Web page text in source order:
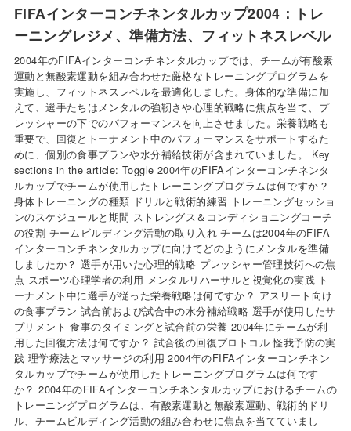
FIFAインターコンチネンタルカップ2004：トレ
ーニングレジメ、準備方法、フィットネスレベル
2004年のFIFAインターコンチネンタルカップでは、チームが有酸素
運動と無酸素運動を組み合わせた厳格なトレーニングプログラムを
実施し、フィットネスレベルを最適化しました。身体的な準備に加
えて、選手たちはメンタルの強靭さや心理的戦略に焦点を当て、プ
レッシャーの下でのパフォーマンスを向上させました。栄養戦略も
重要で、回復とトーナメント中のパフォーマンスをサポートするた
めに、個別の食事プランや水分補給技術が含まれていました。 Key
sections in the article: Toggle 2004年のFIFAインターコンチネンタ
ルカップでチームが使用したトレーニングプログラムは何ですか？
身体トレーニングの種類 ドリルと戦術的練習 トレーニングセッショ
ンのスケジュールと期間 ストレングス＆コンディショニングコーチ
の役割 チームビルディング活動の取り入れ チームは2004年のFIFA
インターコンチネンタルカップに向けてどのようにメンタルを準備
しましたか？ 選手が用いた心理的戦略 プレッシャー管理技術への焦
点 スポーツ心理学者の利用 メンタルリハーサルと視覚化の実践 ト
ーナメント中に選手が従った栄養戦略は何ですか？ アスリート向け
の食事プラン 試合前および試合中の水分補給戦略 選手が使用したサ
プリメント 食事のタイミングと試合前の栄養 2004年にチームが利
用した回復方法は何ですか？ 試合後の回復プロトコル 怪我予防の実
践 理学療法とマッサージの利用 2004年のFIFAインターコンチネン
タルカップでチームが使用したトレーニングプログラムは何です
か？ 2004年のFIFAインターコンチネンタルカップにおけるチームの
トレーニングプログラムは、有酸素運動と無酸素運動、戦術的ドリ
ル、チームビルディング活動の組み合わせに焦点を当てていまし